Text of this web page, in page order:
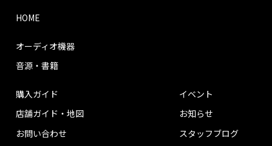
HOME
オーディオ機器
音源・書籍
購入ガイド
店舗ガイド・地図
お問い合わせ
イベント
お知らせ
スタッフブログ